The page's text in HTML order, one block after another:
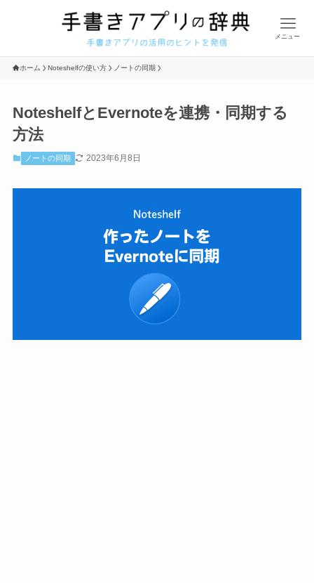
メニュー
ホーム Noteshelfの使い方 ノートの同期
NoteshelfとEvernoteを連携・同期する
方法
ノートの同期 2023年6月8日